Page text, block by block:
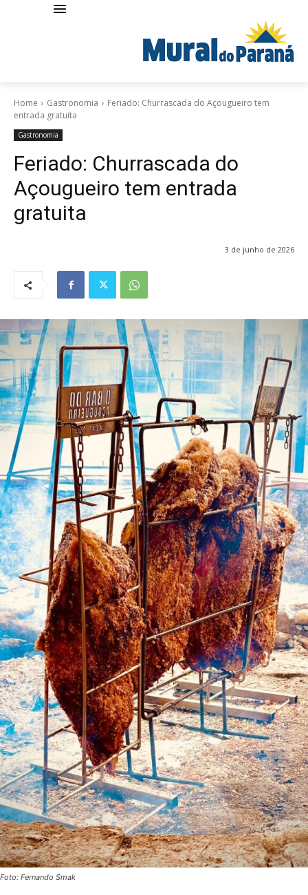
Home Gastronomia
Feriado: Churrascada do Açougueiro tem
entrada gratuita
Gastronomia
Feriado: Churrascada do
Açougueiro tem entrada
gratuita
3 de junho de 2026
Foto: Fernando Smak